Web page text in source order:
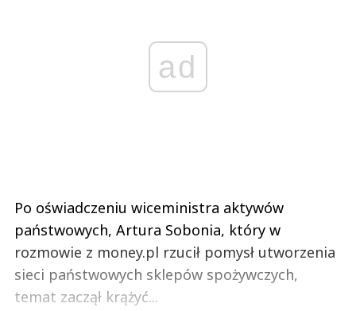
ad
Po oświadczeniu wiceministra aktywów
państwowych, Artura Sobonia, który w
rozmowie z money.pl rzucił pomysł utworzenia
sieci państwowych sklepów spożywczych,
temat zaczął krążyć...